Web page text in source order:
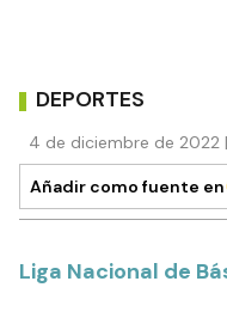
DEPORTES
4 de diciembre de 2022
Añadir como fuente en
Liga Nacional de